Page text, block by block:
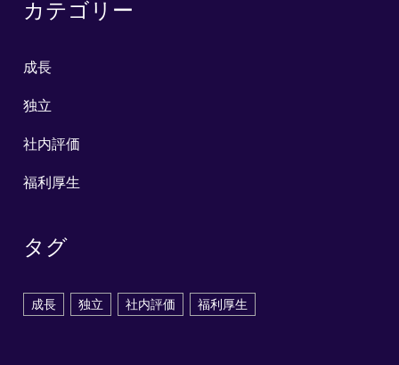
カテゴリー
成長
独立
社内評価
福利厚生
タグ
成長 独立 社内評価 福利厚生